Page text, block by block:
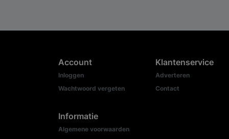
Account
Inloggen
Wachtwoord vergeten
Informatie
Algemene voorwaarden
Klantenservice
Adverteren
Contact